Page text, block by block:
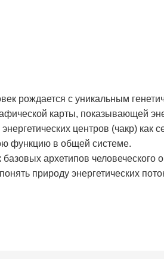
рождается с уникальным
карты, показывающей
центров (чакр)
функцию в общей системе.
архетипов
природу энергетических